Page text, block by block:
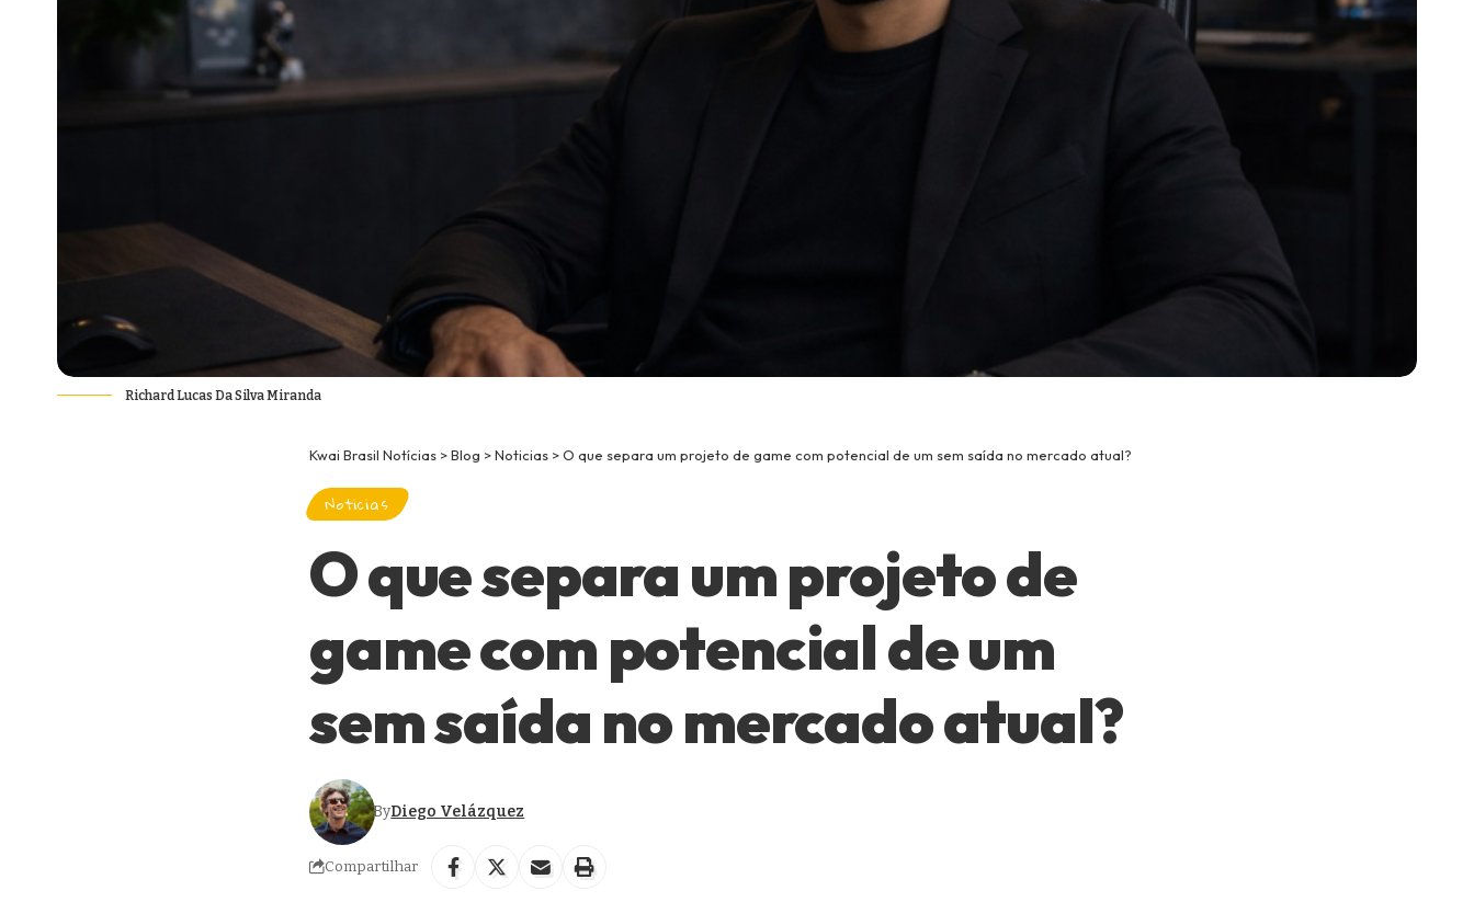
Richard Lucas Da Silva Miranda
Kwai Brasil Notícias >Blog >Noticias >O que separa um projeto de game com potencial de um sem saída no mercado atual?
Noticias
O que separa um projeto de
game com potencial de um
sem saída no mercado atual?
ByDiego Velázquez
Compartilhar